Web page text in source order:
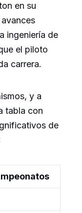
en su
ingeniería de
el piloto
carrera.
y a
tabla con
de